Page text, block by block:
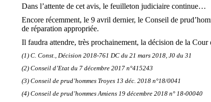
Dans l’attente de cet avis, le feuilleton judiciaire continue…
Encore récemment, le 9 avril dernier, le Conseil de
de réparation appropriée.
Il faudra attendre, très prochainement, la décision de la
(1) C. Const., Décision 2018-761 DC du 21 mars 2018, J0 du 31
(2) Conseil d’Etat du 7 décembre 2017 n°415243
(3) Conseil de prud’hommes Troyes 13 déc. 2018 n°18/0041
(4) Conseil de prud’hommes Amiens 19 décembre 2018 n° 18-00040